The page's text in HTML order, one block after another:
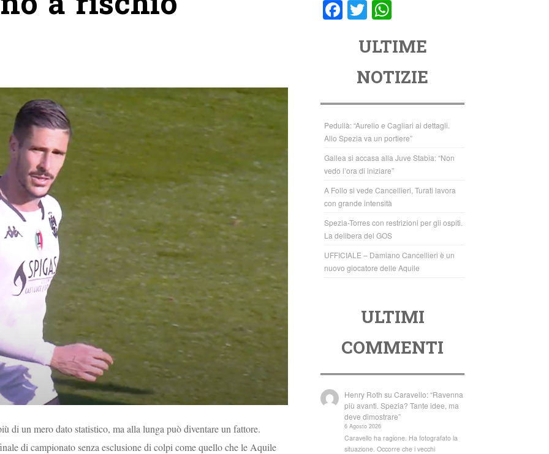
di un mero dato statistico, ma alla lunga può diventare un fattore.
di campionato senza esclusione di colpi come quello che le Aquile
F
o
o
k
T
tt
er
at
s
A
p
p
ULTIME
NOTIZIE
Pedullà: “Aurelio e Cagliari ai dettagli.
Allo Spezia va un portiere”
Gallea si accasa alla Juve Stabia: “Non
vedo l’ora di iniziare”
A Follo si vede Cancellieri, Turati lavora
con grande intensità
Spezia-Torres con restrizioni per gli ospiti.
La delibera del GOS
UFFICIALE – Damiano Cancellieri è un
nuovo giocatore delle Aquile
ULTIMI
COMMENTI
Henry Roth suCaravello: “Ravenna
più avanti. Spezia? Tante idee, ma
deve dimostrare”
6 Agosto 2026
Caravello ha ragione. Ha fotografato la
situazione. Occorre che i vecchi